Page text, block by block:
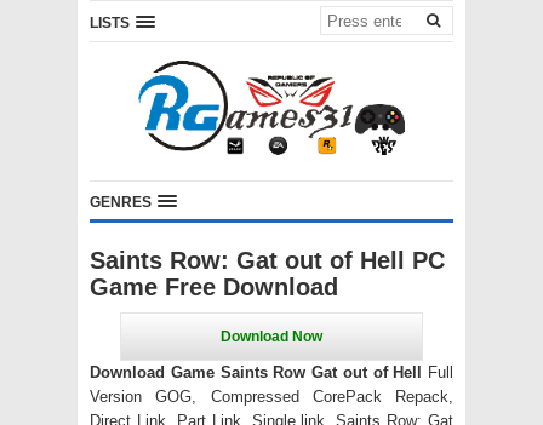
LISTS
GENRES
Saints Row: Gat out of Hell PC
Game Free Download
Download Game Saints Row Gat out of Hell
Full
Version GOG, Compressed CorePack Repack,
Direct Link, Part Link, Single link. Saints Row: Gat